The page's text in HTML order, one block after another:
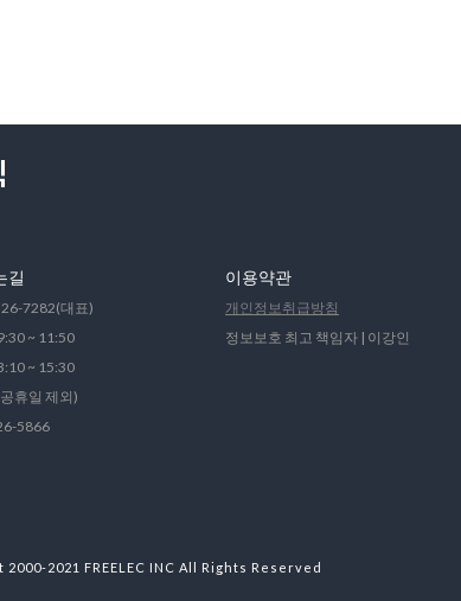
길
7282(대표)
~ 11:50
~ 15:30
일 제외)
5866
이용약관
개인정보취급방침
정보보호 최고 책임자 | 이강인
2000-2021 FREELEC INC All Rights Reserved